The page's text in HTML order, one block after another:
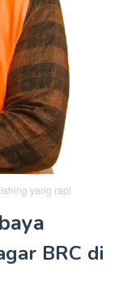
yang rapi
BRC di